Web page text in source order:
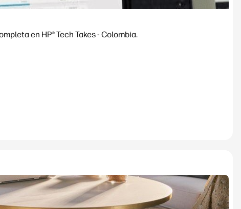
en HP® Tech Takes - Colombia.